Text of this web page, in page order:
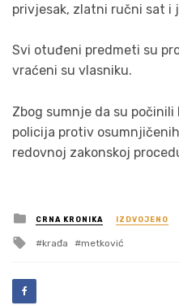
privjesak, zlatni ručni sat i
Svi otuđeni predmeti su
vraćeni su vlasniku.
Zbog sumnje da su
policija protiv
redovnoj zakonskoj
Posted
in
CRNA KRONIKA IZDVOJENO
Tagged
krađa metković